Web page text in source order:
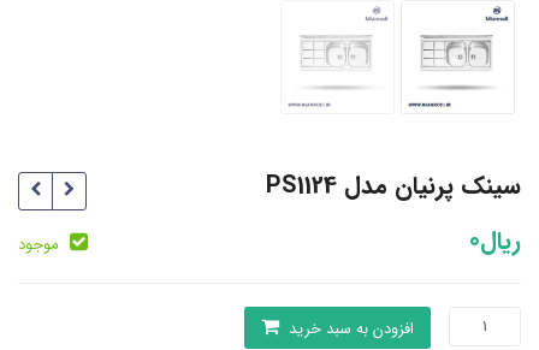
سینک پرنیان مدل PS1124
ریال0 موجود
سینک
افزودن به سبد خرید